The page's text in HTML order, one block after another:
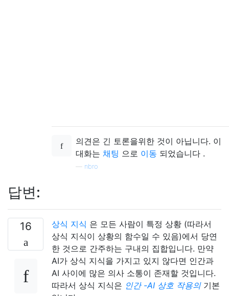
의견은 긴 토론을위한 것이 아닙니다. 이
대화는 채팅 으로 이동 되었습니다 .
nbro
답변:
16 상식 지식 은 모든 사람이 특정 상황 (따라서
상식 지식이 상황의 함수일 수 있음)에서 당연
한 것으로 간주하는 구내의 집합입니다. 만약
AI가 상식 지식을 가지고 있지 않다면 인간과
AI 사이에 많은 의사 소통이 존재할 것입니다.
따라서 상식 지식은 인간 -AI 상호 작용의기본